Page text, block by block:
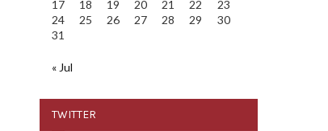
17
18 19 20 21 22
23
24
25 26 27 28 29
30
31
« Jul
TWITTER